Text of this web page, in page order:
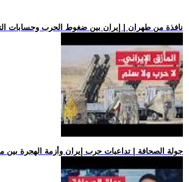
.. نافذة من طهران | إيران بين ضغوط الحرب وحسابات
.. جولة الصحافة | تداعيات حرب إيران وأزمة الهجرة بين